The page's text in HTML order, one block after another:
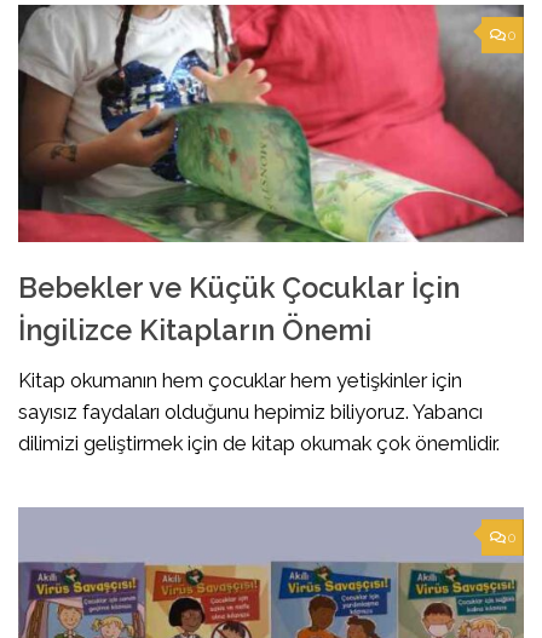
0
Bebekler ve Küçük Çocuklar İçin
İngilizce Kitapların Önemi
Kitap okumanın hem çocuklar hem yetişkinler için
sayısız faydaları olduğunu hepimiz biliyoruz. Yabancı
dilimizi geliştirmek için de kitap okumak çok önemlidir.
0